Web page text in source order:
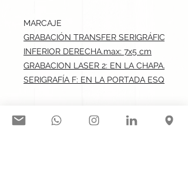
MARCAJE
GRABACIÓN TRANSFER SERIGRÁFICO:
INFERIOR DERECHA.max: 7x5 cm
GRABACION LASER 2: EN LA CHAPA.max:
SERIGRAFÍA F: EN LA PORTADA